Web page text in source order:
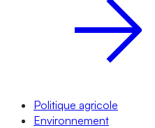
Politique agricole
Environnement